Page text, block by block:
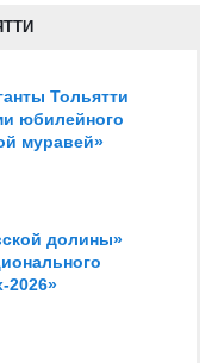
Тольятти
юбилейного
муравей»
долины»
2026»